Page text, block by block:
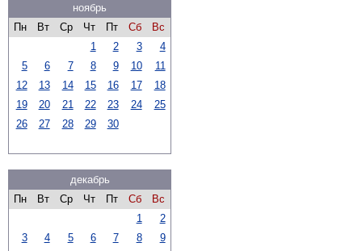
ноябрь
Пн
Вт Ср Чт Пт Сб
Вс
1
2 3
4
5
6 7 8 9 10
11
12
13 14 15 16 17
18
19
20 21 22 23 24
25
26
27 28 29 30
декабрь
Пн
Вт Ср Чт Пт Сб
Вс
1
2
3
4 5 6 7 8
9